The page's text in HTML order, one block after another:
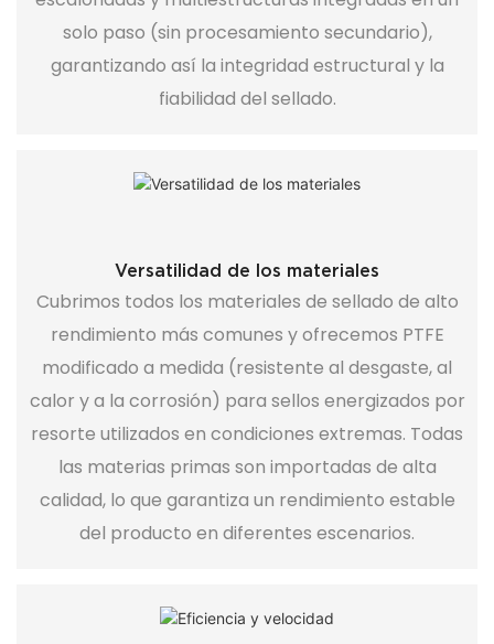
solo paso (sin procesamiento secundario),
garantizando así la integridad estructural y la
fiabilidad del sellado.
Versatilidad de los materiales
Cubrimos todos los materiales de sellado de alto
rendimiento más comunes y ofrecemos PTFE
modificado a medida (resistente al desgaste, al
calor y a la corrosión) para sellos energizados por
resorte utilizados en condiciones extremas. Todas
las materias primas son importadas de alta
calidad, lo que garantiza un rendimiento estable
del producto en diferentes escenarios.